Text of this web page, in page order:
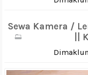
Sewa Kamera /
||